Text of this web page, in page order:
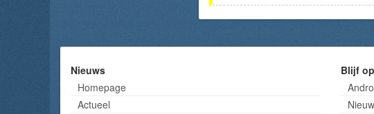
Nieuws
Homepage
Actueel
Blijf